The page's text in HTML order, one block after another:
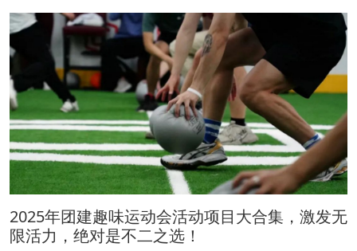
2025年团建趣味运动会活动项目大合集，激发无
限活力，绝对是不二之选！